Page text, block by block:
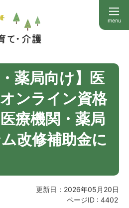
menu
・薬局向け】医
ンライン資格
療機関・薬局
改修補助金に
更新日：2026年05月20日
ページID : 4402